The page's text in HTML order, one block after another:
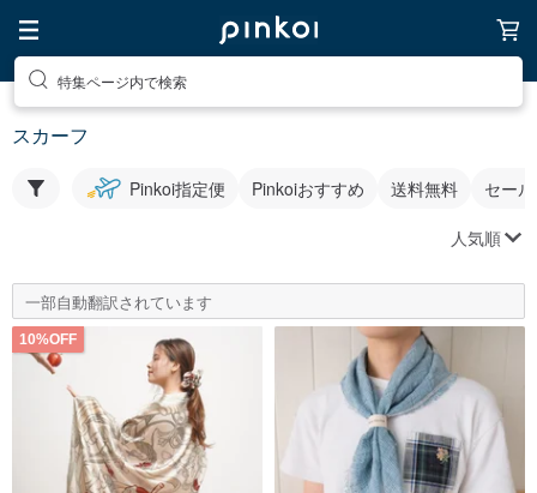
特集ページ内で検索
スカーフ
Pinkoi指定便 Pinkoiおすすめ 送料無料 セー
人気順
一部自動翻訳されています
10%OFF